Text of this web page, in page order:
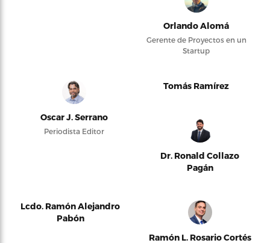
Orlando Alomá
Gerente de Proyectos en un
Startup
Oscar J. Serrano
Periodista Editor
Tomás Ramírez
Dr. Ronald Collazo
Pagán
Lcdo. Ramón Alejandro
Pabón
Ramón L. Rosario Cortés